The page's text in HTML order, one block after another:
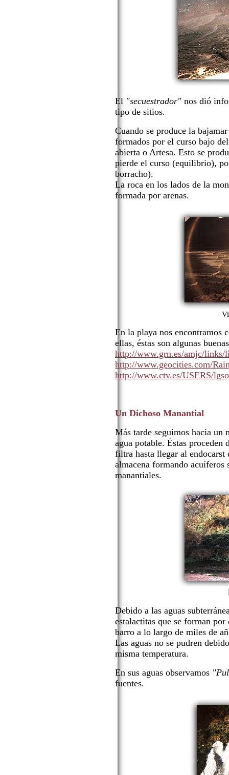
El "secuestrador" nos dió
tipo de sitios.
Cuando se produce la
formados por el curso bajo
abierta o Artesa. Esto se
pierde el curso (equilibrio),
borracho).
La roca en los lados de la
formada por arenas.
En la playa nos encontramos
ellas, éstas son algunas
http://www.grn.es/amjc/links/
http://www.geocities.com/
http://www.ctv.es/USERS/
Un Dichoso Manantial
Más tarde seguimos hacia un
agua potable. Éstas proceden
filtra hasta llegar al endocarst
almacena formando acuíferos
manantiales.
Debido a las aguas
estalactitas que se forman
barro a lo largo de miles de
Las aguas no se pudren
misma temperatura.
En sus aguas observamos
fuentes.